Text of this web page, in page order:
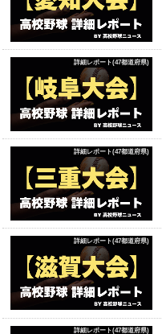
詳細レポート(47都道府県)
詳細レポート(47都道府県)
詳細レポート(47都道府県)
詳細レポート(47都道府県)